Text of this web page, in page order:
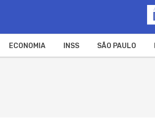
ECONOMIA INSS SÃO PAULO